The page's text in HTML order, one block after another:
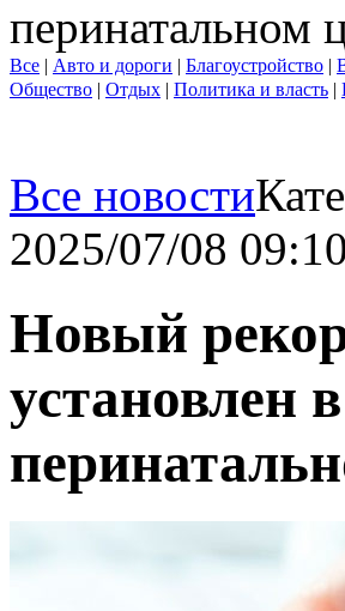
перинатальном
Все | Авто и дороги | Благоустройство |
Общество | Отдых | Политика и власть |
Все новости
2025/07/08 09:10
Новый
установлен